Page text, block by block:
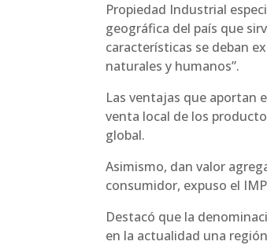
Propiedad Industrial
geográfica del país que
características se deban
naturales y humanos”.
Las ventajas que aportan
venta local de los
global.
Asimismo, dan valor
consumidor, expuso el
Destacó que la
en la actualidad una